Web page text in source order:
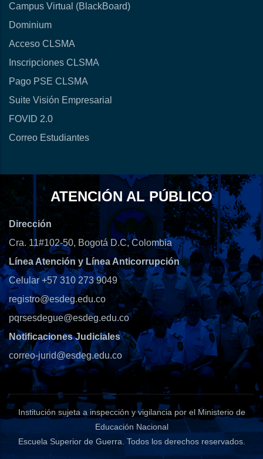
Campus Virtual (BlackBoard)
Dominium
Acceso CLSMA
Inscripciones CLSMA
Pago PSE CLSMA
Suite Visión Empresarial
FOVID 2.0
Correo Estudiantes
ATENCIÓN AL PÚBLICO
Dirección
Cra. 11#102-50, Bogotá D.C, Colombia
Línea Atención y Línea Anticorrupción
Celular +57 310 273 9049
registro@esdeg.edu.co
pqrsesdegue@esdeg.edu.co
Notificaciones Judiciales
correo-jurid@esdeg.edu.co
Institución sujeta a inspección y vigilancia por el Ministerio de
Educación Nacional
Escuela Superior de Guerra. Todos los derechos reservados.